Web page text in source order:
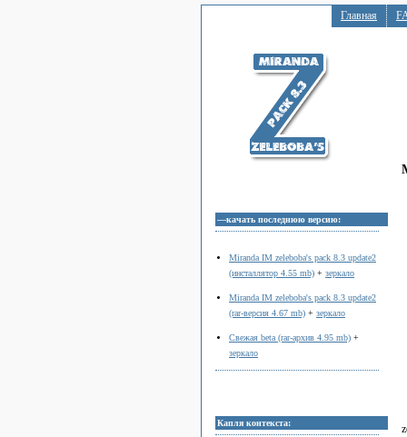
Главная
—качать последнюю версию:
Miranda IM zeleboba's pack 8.3 update2
(инсталлятор 4.55 mb) + зеркало
Miranda IM zeleboba's pack 8.3 update2
(rar-версия 4.67 mb) + зеркало
Свежая beta (rar-архив 4.95 mb) +
зеркало
Капля контекста: